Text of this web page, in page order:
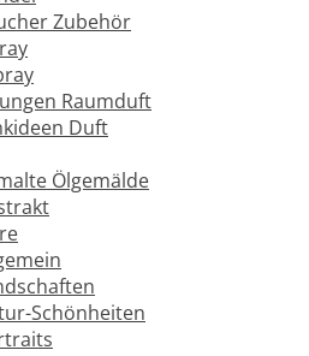
Zubehör
Raumduft
Duft
Ölgemälde
Schönheiten